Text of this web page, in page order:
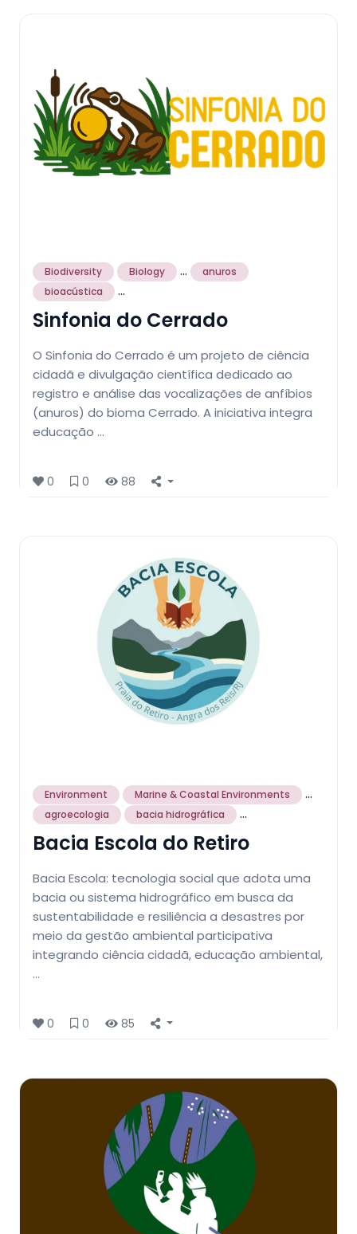
Biodiversity Biology ...
anuros
bioacústica
...
Sinfonia do Cerrado
O Sinfonia do Cerrado é um projeto de ciência
cidadã e divulgação científica dedicado ao
registro e análise das vocalizações de anfíbios
(anuros) do bioma Cerrado. A iniciativa integra
educação …
0 0 88
Environment Marine & Coastal Environments ...
agroecologia bacia hidrográfica ...
Bacia Escola do Retiro
Bacia Escola: tecnologia social que adota uma
bacia ou sistema hidrográfico em busca da
sustentabilidade e resiliência a desastres por
meio da gestão ambiental participativa
integrando ciência cidadã, educação ambiental,
…
0 0 85